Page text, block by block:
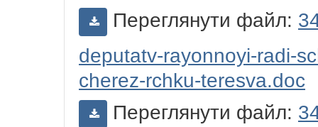
Переглянути файл:
deputatv-rayonnoyi-radi-
cherez-rchku-teresva.doc
Переглянути файл: